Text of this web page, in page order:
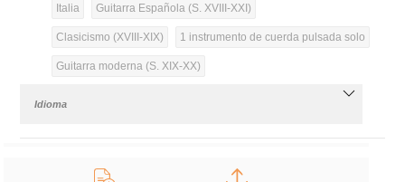
Italia Guitarra Española (S. XVIII-XXI)
Clasicismo (XVIII-XIX) 1 instrumento de cuerda pulsada solo
Guitarra moderna (S. XIX-XX)
Idioma